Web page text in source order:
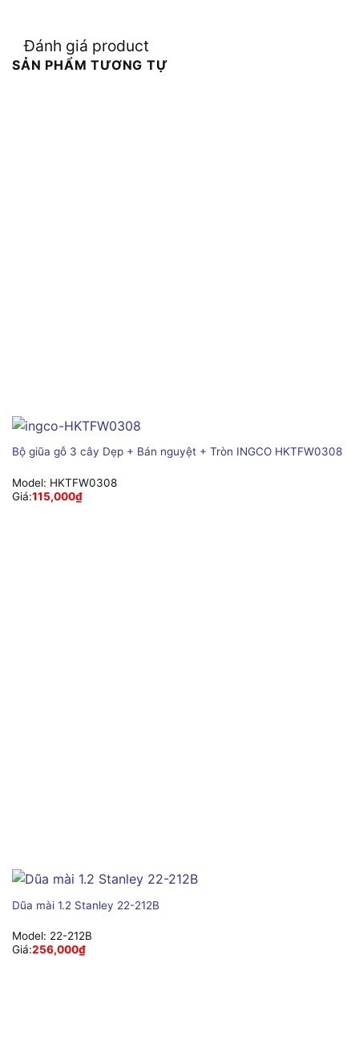
Đánh giá product
SẢN PHẨM TƯƠNG TỰ
Bộ giũa gỗ 3 cây Dẹp + Bán nguyệt + Tròn INGCO HKTFW0308
Model: HKTFW0308
Giá:115,000₫
Dũa mài 1.2 Stanley 22-212B
Model: 22-212B
Giá:256,000₫